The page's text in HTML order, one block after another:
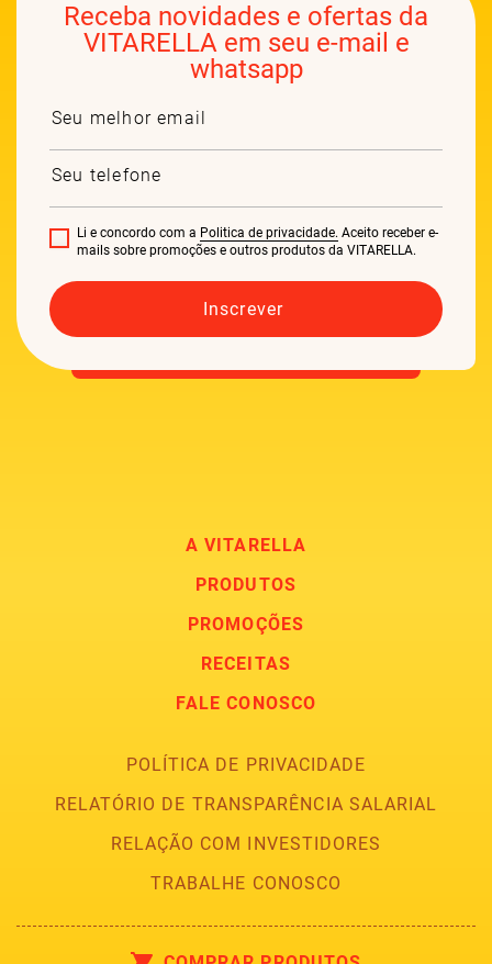
Receba novidades e ofertas da
VITARELLA em seu e-mail e
whatsapp
Li e concordo com a Politica de privacidade. Aceito receber e-
mails sobre promoções e outros produtos da VITARELLA.
A VITARELLA
PRODUTOS
PROMOÇÕES
RECEITAS
FALE CONOSCO
POLÍTICA DE PRIVACIDADE
RELATÓRIO DE TRANSPARÊNCIA SALARIAL
RELAÇÃO COM INVESTIDORES
TRABALHE CONOSCO